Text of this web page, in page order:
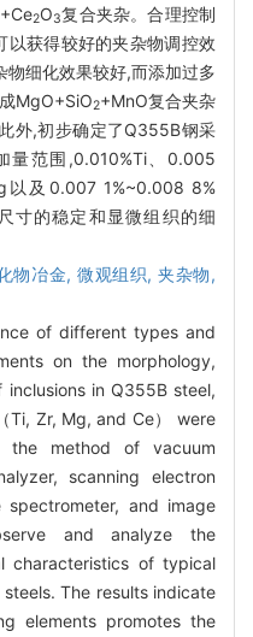
2O3复合夹杂。合理控制
以获得较好的夹杂物调控效
细化效果较好,而添加过多
MgO+SiO2+MnO复合夹杂
外,初步确定了Q355B钢采
量范围,0.010%Ti、0.005
以及0.007 1%~0.008 8%
寸的稳定和显微组织的细
物冶金, 微观组织,夹杂物,
of different types and
on the morphology,
in Q355B steel,
Ti, Zr, Mg, and Ce） were
the method of vacuum
scanning electron
spectrometer, and image
and analyze the
characteristics of typical
The results indicate
elements promotes the